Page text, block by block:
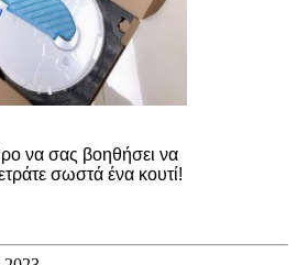
να σας βοηθήσει να
σωστά ένα κουτί!